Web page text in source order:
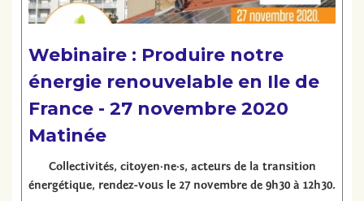
Webinaire : Produire notre
énergie renouvelable en Ile de
France - 27 novembre 2020
Matinée
Collectivités, citoyen·ne·s, acteurs de la transition
énergétique, rendez-vous le 27 novembre de 9h30 à 12h30.